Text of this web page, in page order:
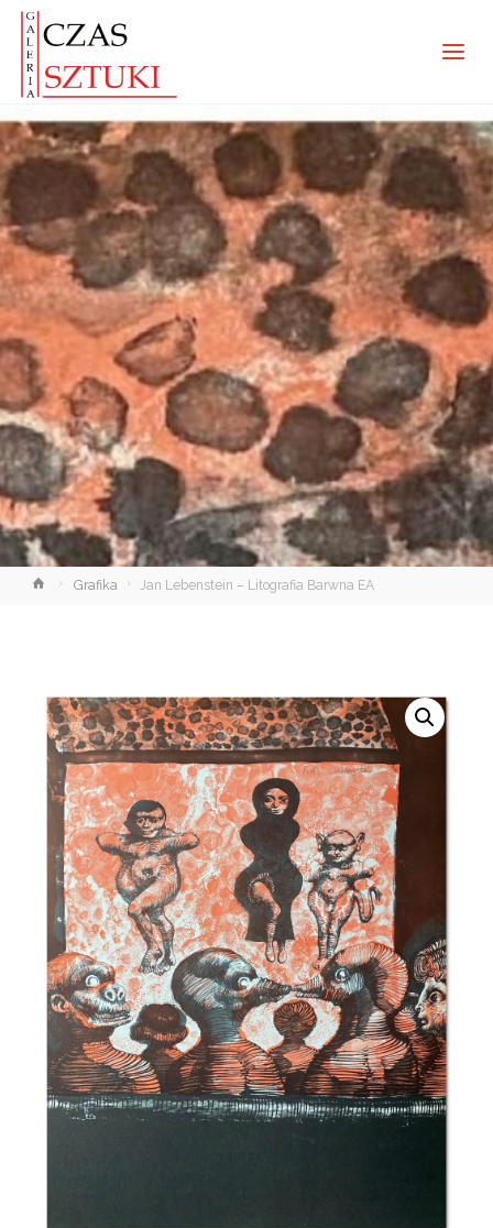
StronaGrafika Jan Lebenstein – Litografia Barwna EA